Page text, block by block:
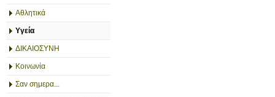
Αθλητικά
Υγεία
ΔΙΚΑΙΟΣΥΝΗ
Κοινωνία
Σαν σημερα...